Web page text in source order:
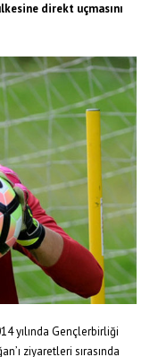
direkt uçmasını
yılında Gençlerbirliği
ziyaretleri sırasında